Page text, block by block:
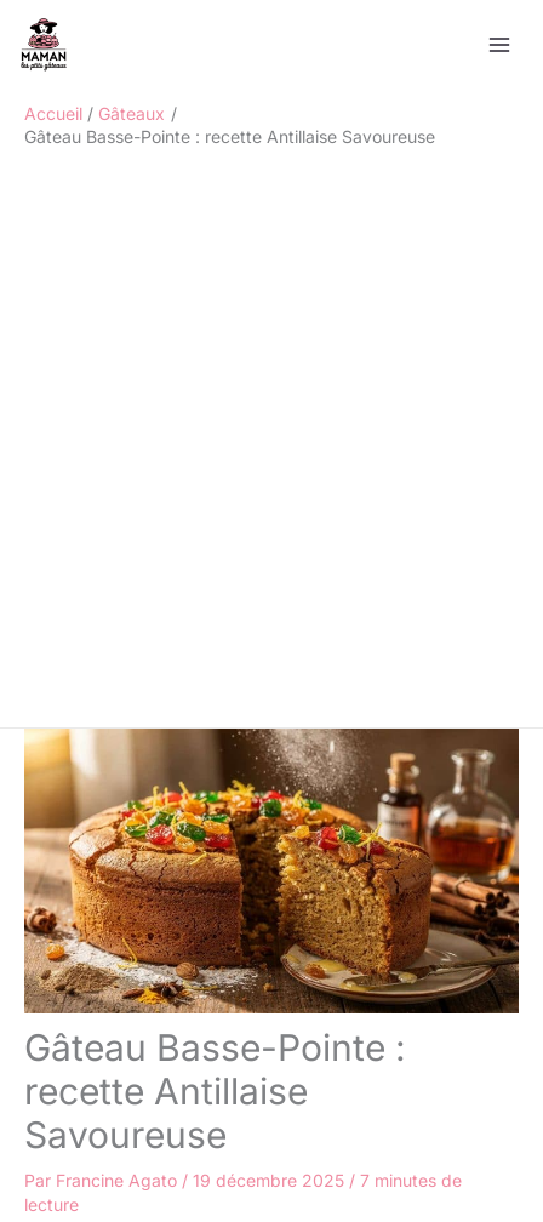
contenu
Accueil
Gâteaux
Gâteau Basse-Pointe : recette Antillaise Savoureuse
Gâteau Basse-Pointe :
recette Antillaise
Savoureuse
Par Francine Agato / 19 décembre 2025 / 7 minutes de
lecture
Rechercher